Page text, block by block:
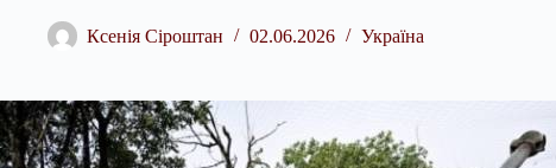
Ксенія Сіроштан 02.06.2026 Україна